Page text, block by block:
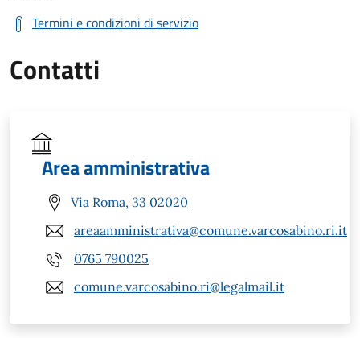
Termini e condizioni di servizio
Contatti
Area amministrativa
Via Roma, 33 02020
areaamministrativa@comune.varcosabino.ri.it
0765 790025
comune.varcosabino.ri@legalmail.it